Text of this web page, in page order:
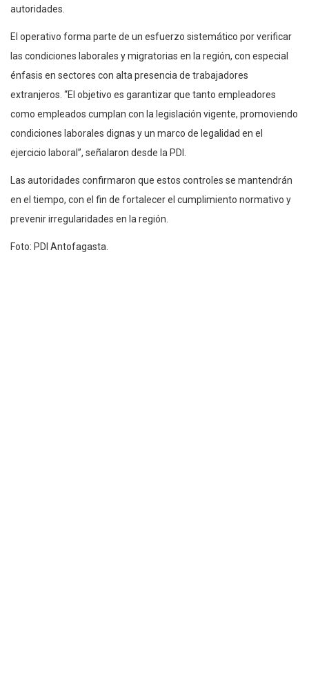
autoridades.
El operativo forma parte de un esfuerzo sistemático por verificar
las condiciones laborales y migratorias en la región, con especial
énfasis en sectores con alta presencia de trabajadores
extranjeros. “El objetivo es garantizar que tanto empleadores
como empleados cumplan con la legislación vigente, promoviendo
condiciones laborales dignas y un marco de legalidad en el
ejercicio laboral”, señalaron desde la PDI.
Las autoridades confirmaron que estos controles se mantendrán
en el tiempo, con el fin de fortalecer el cumplimiento normativo y
prevenir irregularidades en la región.
Foto: PDI Antofagasta.